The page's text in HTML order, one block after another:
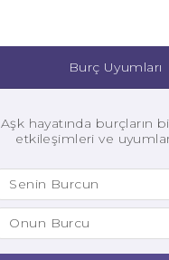
Burç Uyumları
Aşk hayatında burçların
etkileşimleri ve